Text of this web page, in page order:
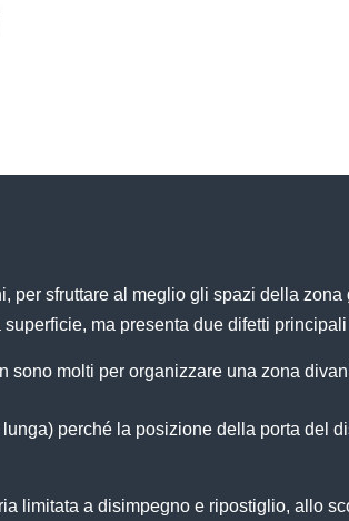
per sfruttare al meglio gli spazi della
superficie, ma presenta due difetti
sono molti per organizzare una zona
perché la posizione della porta del
limitata a disimpegno e ripostiglio, allo